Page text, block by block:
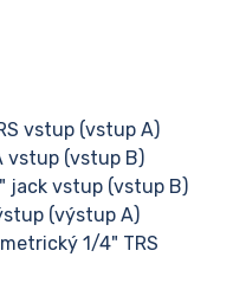
vstup (vstup A)
vstup (vstup B)
jack vstup (vstup B)
(výstup A)
1/4" TRS